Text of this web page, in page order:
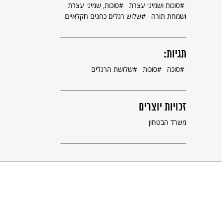
סוכות ושמיני עצרת
סוכות, שמיני עצרת
ושמחת תורה
שלוש רגלים כחגים חקלאיים
תגיות:
סוכה סוכות שלושת הרגלים
זכויות יוצרים
משרד הבטחון